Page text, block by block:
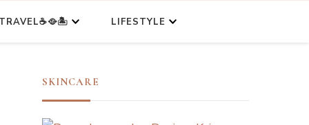
LIFESTYLE
SKINCARE